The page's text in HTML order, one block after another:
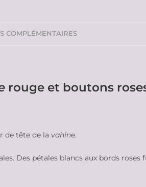
COMPLÉMENTAIRES
rouge et boutons
de tête de la vahine.
Des pétales blancs aux bords roses